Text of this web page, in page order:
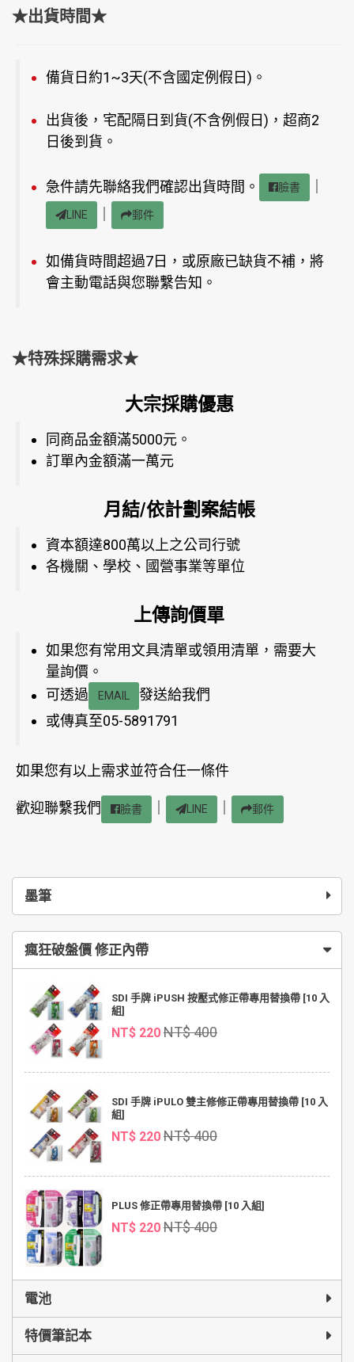
墨筆
瘋狂破盤價 修正內帶
SDI 手牌 iPUSH 按壓式修正帶專用替換帶 [10 入
組]
NT$ 220 NT$ 400
SDI 手牌 iPULO 雙主修修正帶專用替換帶 [10 入
組]
NT$ 220 NT$ 400
PLUS 修正帶專用替換帶 [10 入組]
NT$ 220 NT$ 400
電池
特價筆記本
★出貨時間★
備貨日約1~3天(不含國定例假日)。
出貨後，宅配隔日到貨(不含例假日)，超商2
日後到貨。
急件請先聯絡我們確認出貨時間。 臉書
LINE 郵件
如備貨時間超過7日，或原廠已缺貨不補，將
會主動電話與您聯繫告知。
★特殊採購需求★
大宗採購優惠
同商品金額滿5000元。
訂單內金額滿一萬元
月結/依計劃案結帳
資本額達800萬以上之公司行號
各機關、學校、國營事業等單位
上傳詢價單
如果您有常用文具清單或領用清單，需要大
量詢價。
可透過
EMAIL
發送給我們
或傳真至05-5891791
如果您有以上需求並符合任一條件
歡迎聯繫我們 臉書 LINE 郵件